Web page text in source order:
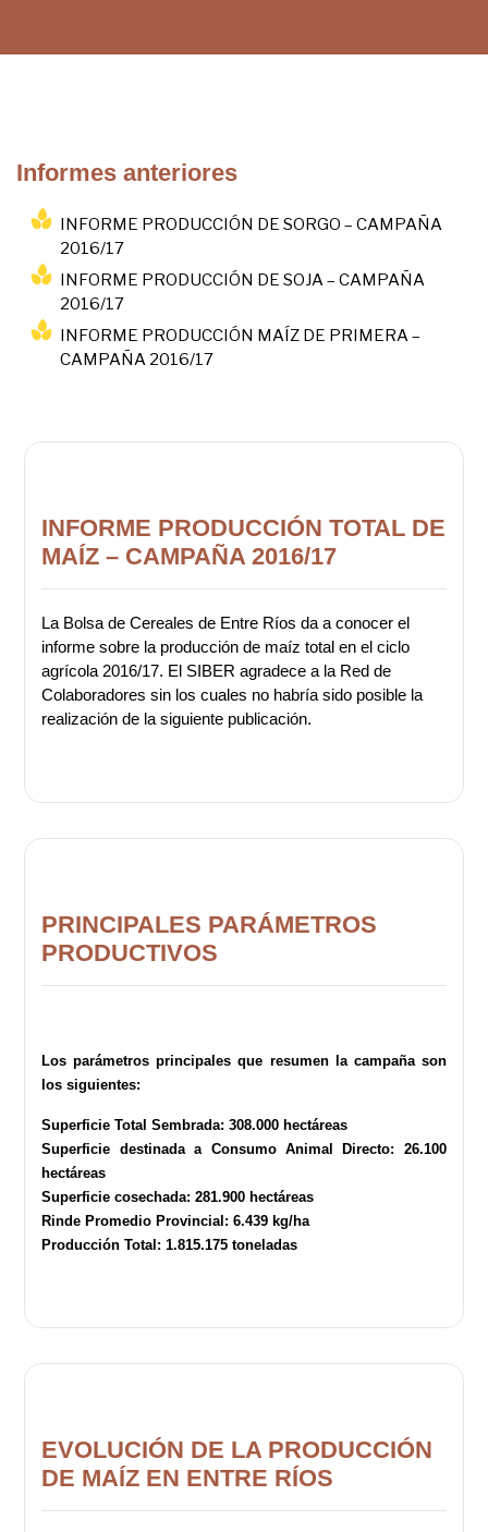
Informes anteriores
INFORME PRODUCCIÓN DE SORGO – CAMPAÑA
2016/17
INFORME PRODUCCIÓN DE SOJA – CAMPAÑA
2016/17
INFORME PRODUCCIÓN MAÍZ DE PRIMERA –
CAMPAÑA 2016/17
INFORME PRODUCCIÓN TOTAL DE
MAÍZ – CAMPAÑA 2016/17
La Bolsa de Cereales de Entre Ríos da a conocer el
informe sobre la producción de maíz total en el ciclo
agrícola 2016/17. El SIBER agradece a la Red de
Colaboradores sin los cuales no habría sido posible la
realización de la siguiente publicación.
PRINCIPALES PARÁMETROS
PRODUCTIVOS
Los parámetros principales que resumen la campaña son
los siguientes:
Superficie Total Sembrada: 308.000 hectáreas
Superficie destinada a Consumo Animal Directo: 26.100
hectáreas
Superficie cosechada: 281.900 hectáreas
Rinde Promedio Provincial: 6.439 kg/ha
Producción Total: 1.815.175 toneladas
EVOLUCIÓN DE LA PRODUCCIÓN
DE MAÍZ EN ENTRE RÍOS